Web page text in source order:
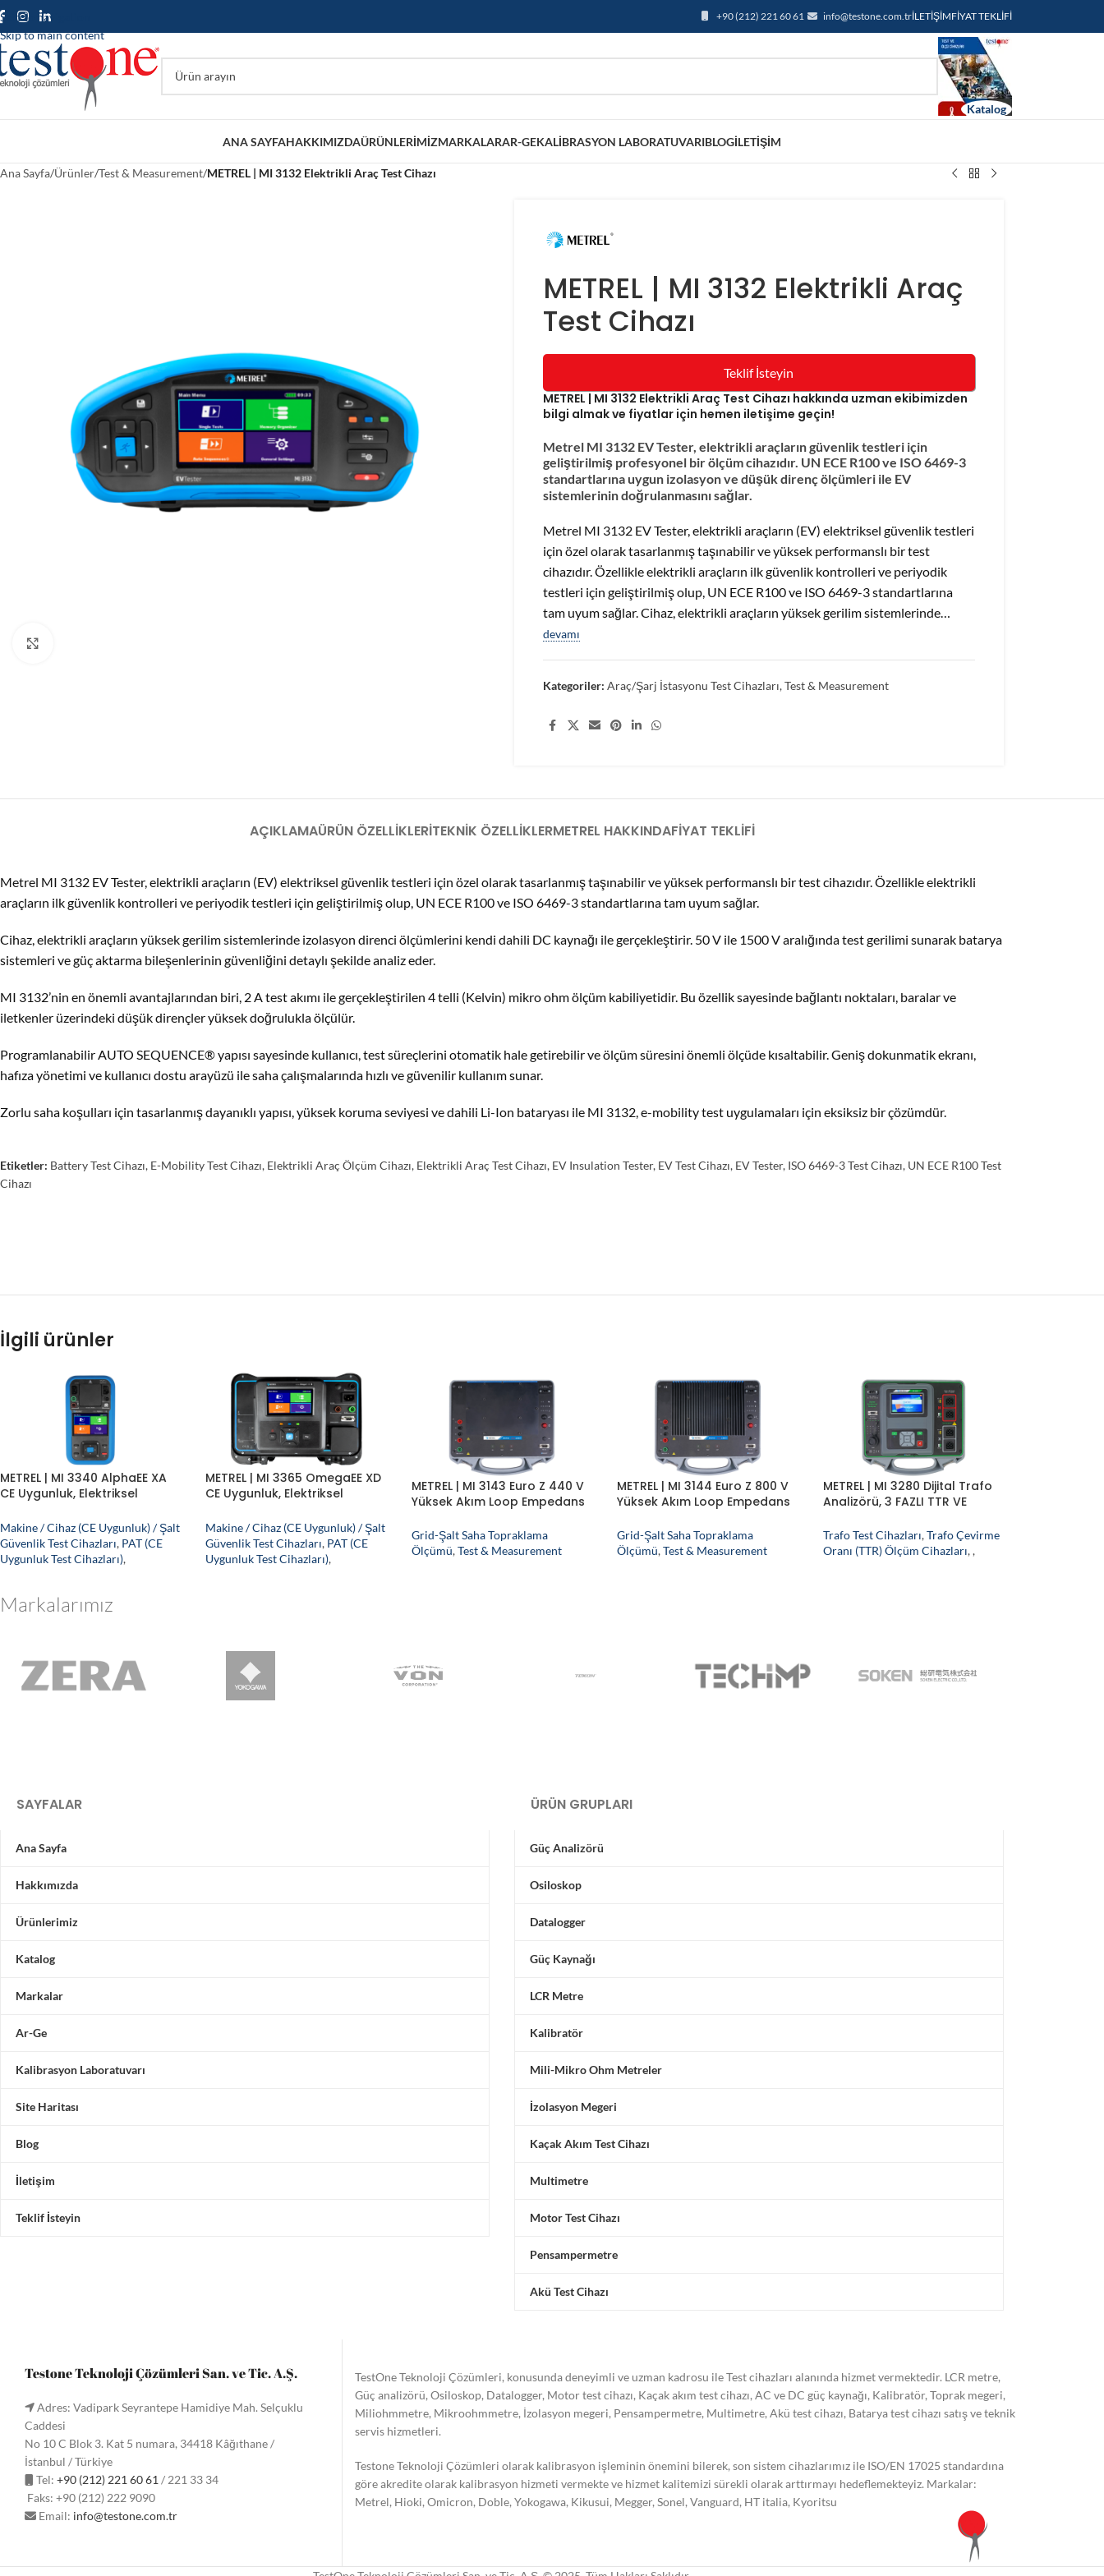
Skip to navigation
Skip to main content
+90 (212) 221 60 61 info@testone.com.trİLETIŞIMFIYAT TEKLIFI
ANA SAYFAHAKKIMIZDAÜRÜNLERIMIZMARKALARAR-GEKALIBRASYON LABORATUVARIBLOGİLETIŞIM
Ana Sayfa/Ürünler/Test & Measurement/METREL | MI 3132 Elektrikli Araç Test Cihazı
METREL | MI 3132 Elektrikli Araç
Test Cihazı
Teklif İsteyin
METREL | MI 3132 Elektrikli Araç Test Cihazı hakkında uzman ekibimizden
bilgi almak ve fiyatlar için hemen iletişime geçin!
Metrel MI 3132 EV Tester, elektrikli araçların güvenlik testleri için
geliştirilmiş profesyonel bir ölçüm cihazıdır. UN ECE R100 ve ISO 6469-3
standartlarına uygun izolasyon ve düşük direnç ölçümleri ile EV
sistemlerinin doğrulanmasını sağlar.
Metrel MI 3132 EV Tester, elektrikli araçların (EV) elektriksel güvenlik testleri
için özel olarak tasarlanmış taşınabilir ve yüksek performanslı bir test
cihazıdır. Özellikle elektrikli araçların ilk güvenlik kontrolleri ve periyodik
testleri için geliştirilmiş olup, UN ECE R100 ve ISO 6469-3 standartlarına
tam uyum sağlar. Cihaz, elektrikli araçların yüksek gerilim sistemlerinde…
devamı
Kategoriler: Araç/Şarj İstasyonu Test Cihazları,Test & Measurement
Share:
AÇIKLAMAÜRÜN ÖZELLIKLERITEKNIK ÖZELLIKLERMETREL HAKKINDAFIYAT TEKLIFI
Metrel MI 3132 EV Tester, elektrikli araçların (EV) elektriksel güvenlik testleri için özel olarak tasarlanmış taşınabilir ve yüksek performanslı bir test cihazıdır. Özellikle elektrikli
araçların ilk güvenlik kontrolleri ve periyodik testleri için geliştirilmiş olup, UN ECE R100 ve ISO 6469-3 standartlarına tam uyum sağlar.
Cihaz, elektrikli araçların yüksek gerilim sistemlerinde izolasyon direnci ölçümlerini kendi dahili DC kaynağı ile gerçekleştirir. 50 V ile 1500 V aralığında test gerilimi sunarak batarya
sistemleri ve güç aktarma bileşenlerinin güvenliğini detaylı şekilde analiz eder.
MI 3132’nin en önemli avantajlarından biri, 2 A test akımı ile gerçekleştirilen 4 telli (Kelvin) mikro ohm ölçüm kabiliyetidir. Bu özellik sayesinde bağlantı noktaları, baralar ve
iletkenler üzerindeki düşük dirençler yüksek doğrulukla ölçülür.
Programlanabilir AUTO SEQUENCE® yapısı sayesinde kullanıcı, test süreçlerini otomatik hale getirebilir ve ölçüm süresini önemli ölçüde kısaltabilir. Geniş dokunmatik ekranı,
hafıza yönetimi ve kullanıcı dostu arayüzü ile saha çalışmalarında hızlı ve güvenilir kullanım sunar.
Zorlu saha koşulları için tasarlanmış dayanıklı yapısı, yüksek koruma seviyesi ve dahili Li-Ion bataryası ile MI 3132, e-mobility test uygulamaları için eksiksiz bir çözümdür.
Etiketler: Battery Test Cihazı, E-Mobility Test Cihazı, Elektrikli Araç Ölçüm Cihazı, Elektrikli Araç Test Cihazı, EV Insulation Tester, EV Test Cihazı, EV Tester, ISO 6469-3 Test Cihazı, UN ECE R100 Test
Cihazı
İlgili ürünler
METREL | MI 3340 AlphaEE XA
CE Uygunluk, Elektriksel
Makine / Cihaz (CE Uygunluk) / Şalt
Güvenlik Test Cihazları, PAT (CE
Uygunluk Test Cihazları),
METREL | MI 3365 OmegaEE XD
CE Uygunluk, Elektriksel
Makine / Cihaz (CE Uygunluk) / Şalt
Güvenlik Test Cihazları, PAT (CE
Uygunluk Test Cihazları),
METREL | MI 3143 Euro Z 440 V
Yüksek Akım Loop Empedans
Grid-Şalt Saha Topraklama
Ölçümü,Test & Measurement
METREL | MI 3144 Euro Z 800 V
Yüksek Akım Loop Empedans
Grid-Şalt Saha Topraklama
Ölçümü,Test & Measurement
METREL | MI 3280 Dijital Trafo
Analizörü, 3 FAZLI TTR VE
Trafo Test Cihazları, Trafo Çevirme
Oranı (TTR) Ölçüm Cihazları, ,
Markalarımız
SAYFALAR
Ana Sayfa
Hakkımızda
Ürünlerimiz
Katalog
Markalar
Ar-Ge
Kalibrasyon Laboratuvarı
Site Haritası
Blog
İletişim
Teklif İsteyin
ÜRÜN GRUPLARI
Güç Analizörü
Osiloskop
Datalogger
Güç Kaynağı
LCR Metre
Kalibratör
Mili-Mikro Ohm Metreler
İzolasyon Megeri
Kaçak Akım Test Cihazı
Multimetre
Motor Test Cihazı
Pensampermetre
Akü Test Cihazı
Testone Teknoloji Çözümleri San. ve Tic. A.Ş.
Adres: Vadipark Seyrantepe Hamidiye Mah. Selçuklu
Caddesi
No 10 C Blok 3. Kat 5 numara, 34418 Kâğıthane /
İstanbul / Türkiye
Tel: +90 (212) 221 60 61 / 221 33 34
Faks: +90 (212) 222 9090
Email: info@testone.com.tr
TestOne Teknoloji Çözümleri, konusunda deneyimli ve uzman kadrosu ile Test cihazları alanında hizmet vermektedir. LCR metre,
Güç analizörü, Osiloskop, Datalogger, Motor test cihazı, Kaçak akım test cihazı, AC ve DC güç kaynağı, Kalibratör, Toprak megeri,
Miliohmmetre, Mikroohmmetre, İzolasyon megeri, Pensampermetre, Multimetre, Akü test cihazı, Batarya test cihazı satış ve teknik
servis hizmetleri.
Testone Teknoloji Çözümleri olarak kalibrasyon işleminin önemini bilerek, son sistem cihazlarımız ile ISO/EN 17025 standardına
göre akredite olarak kalibrasyon hizmeti vermekte ve hizmet kalitemizi sürekli olarak arttırmayı hedeflemekteyiz. Markalar:
Metrel, Hioki, Omicron, Doble, Yokogawa, Kikusui, Megger, Sonel, Vanguard, HT italia, Kyoritsu